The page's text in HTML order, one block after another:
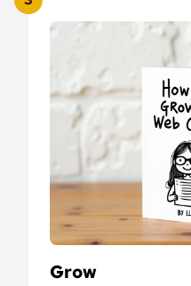
Grow